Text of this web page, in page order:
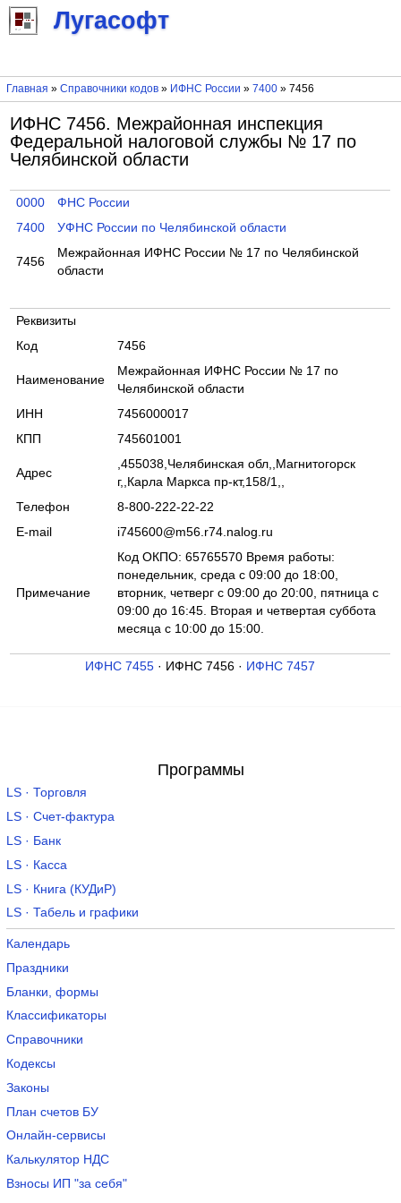
Лугасофт
Главная » Справочники кодов» ИФНС России » 7400» 7456
ИФНС 7456. Межрайонная инспекция
Федеральной налоговой службы № 17 по
Челябинской области
0000
ФНС России
7400
УФНС России по Челябинской области
7456
Межрайонная ИФНС России № 17 по Челябинской
области
Реквизиты
Код
7456
Наименование
Межрайонная ИФНС России № 17 по
Челябинской области
ИНН
7456000017
КПП
745601001
Адрес
,455038,Челябинская обл,,Магнитогорск
г,,Карла Маркса пр-кт,158/1,,
Телефон
8-800-222-22-22
E-mail
i745600@m56.r74.nalog.ru
Примечание
Код ОКПО: 65765570 Время работы:
понедельник, среда с 09:00 до 18:00,
вторник, четверг с 09:00 до 20:00, пятница с
09:00 до 16:45. Вторая и четвертая суббота
месяца с 10:00 до 15:00.
ИФНС 7455 · ИФНС 7456 · ИФНС 7457
Программы
LS · Торговля
LS · Счет-фактура
LS · Банк
LS · Касса
LS · Книга (КУДиР)
LS · Табель и графики
Календарь
Праздники
Бланки, формы
Классификаторы
Справочники
Кодексы
Законы
План счетов БУ
Онлайн-сервисы
Калькулятор НДС
Взносы ИП "за себя"